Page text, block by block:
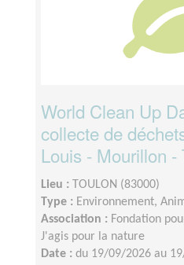
World Clean Up
collecte de
Louis - Mourillon -
Lieu :
TOULON (83000)
Type : Environnement,
Association : Fondation
J'agis pour la nature
Date : du 19/09/2026 au